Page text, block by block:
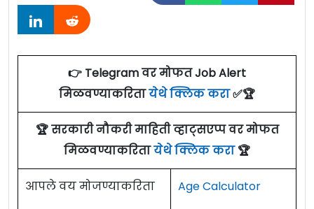
👉 Telegram वर मोफत Job Alert
मिळवण्याकरितायेथे क्लिक करा✅🏆
🏆 सरकारी नौकरी माहिती व्हाट्सएप्प वर मोफत
मिळवण्याकरितायेथे क्लिक करा🏆
आपले वय मोजण्याकरिता Age Calculator